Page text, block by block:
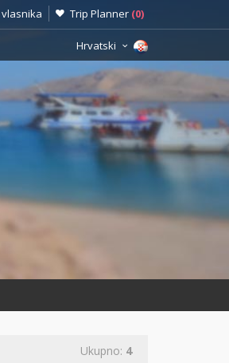
Trip Planner (0)
Hrvatski
Ukupno: 4